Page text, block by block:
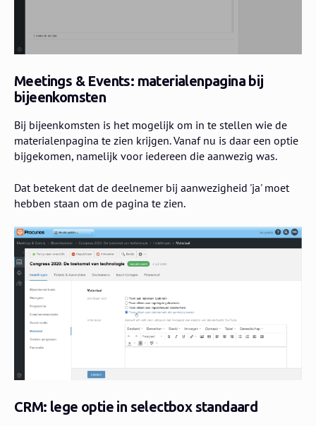
Meetings & Events: materialenpagina bij
bijeenkomsten
Bij bijeenkomsten is het mogelijk om in te stellen wie de
materialenpagina te zien krijgen. Vanaf nu is daar een optie
bijgekomen, namelijk voor iedereen die aanwezig was.
Dat betekent dat de deelnemer bij aanwezigheid 'ja' moet
hebben staan om de pagina te zien.
CRM: lege optie in selectbox standaard